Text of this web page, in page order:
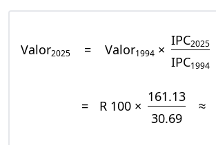
Valor2025 = Valor1994 ×
IPC2025
IPC1994
= R 100 ×
161.13
30.69
≈